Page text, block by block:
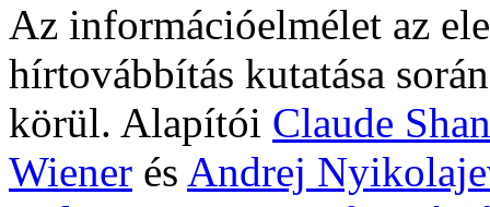
Az információelmélet az
hírtovábbítás kutatása
körül. Alapítói Claude
Wiener és Andrej